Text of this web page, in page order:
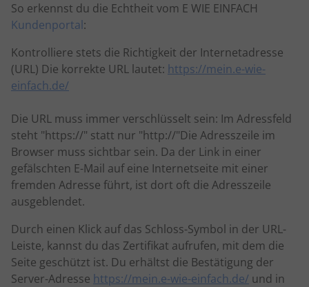
So erkennst du die Echtheit vom E WIE EINFACH
Kundenportal:
Kontrolliere stets die Richtigkeit der Internetadresse
(URL) Die korrekte URL lautet: https://mein.e-wie-
einfach.de/
Die URL muss immer verschlüsselt sein: Im Adressfeld
steht "https://" statt nur "http://"Die Adresszeile im
Browser muss sichtbar sein. Da der Link in einer
gefälschten E-Mail auf eine Internetseite mit einer
fremden Adresse führt, ist dort oft die Adresszeile
ausgeblendet.
Durch einen Klick auf das Schloss-Symbol in der URL-
Leiste, kannst du das Zertifikat aufrufen, mit dem die
Seite geschützt ist. Du erhältst die Bestätigung der
Server-Adresse https://mein.e-wie-einfach.de/ und in